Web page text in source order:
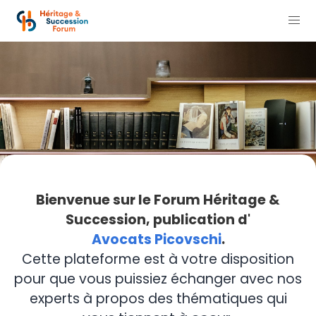
Bienvenue sur le Forum Héritage &
Succession, publication d'
Avocats Picovschi.
Cette plateforme est à votre disposition
pour que vous puissiez échanger avec nos
experts à propos des thématiques qui